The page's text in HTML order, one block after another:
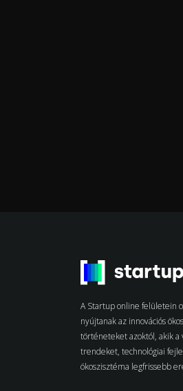
A Startup online felületein
nyújtanak az innovációs
történeteket azoktól, akik a
trendeket, technológiai
ökoszisztéma legfrissebb